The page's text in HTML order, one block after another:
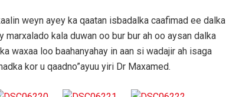
weyn ayey ka qaatan isbadalka caafimad ee dalka
marxalado kala duwan oo bur bur ah oo aysan dalka
waxaa loo baahanyahay in aan si wadajir ah isaga
kor u qaadno”ayuu yiri Dr Maxamed.